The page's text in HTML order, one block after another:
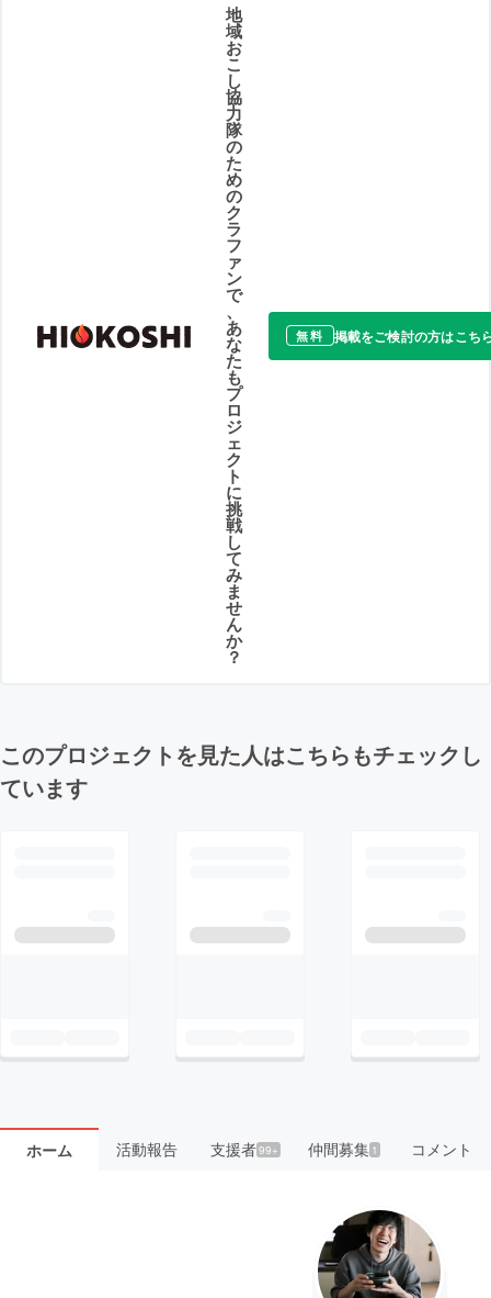
地
域
お
こ
し
協
力
隊
の
た
め
の
ク
ラ
フ
ァ
ン
で
、
あ
な
た
も
プ
ロ
ジ
ェ
ク
ト
に
挑
戦
し
て
み
ま
せ
ん
か
？
無料 掲載をご検討の方はこち
このプロジェクトを見た人はこちらもチェックし
ています
ホーム 活動報告 支援者99+ 仲間募集 1 コメント